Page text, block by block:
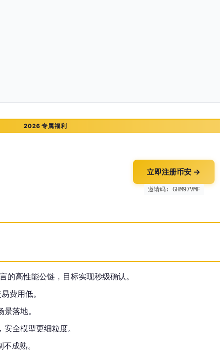
2026 专属福利
立即注册币安 →
邀请码: GHM97VMF
高性能公链，目标实现秒级确认。
费用低。
落地。
全模型更细粒度。
成熟。